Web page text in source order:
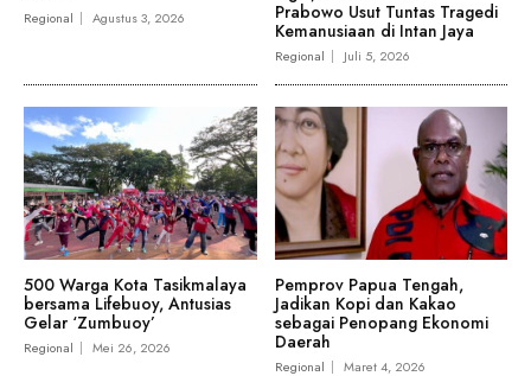
Regional Agustus 3, 2026
Prabowo Usut Tuntas Tragedi
Kemanusiaan di Intan Jaya
Regional Juli 5, 2026
500 Warga Kota Tasikmalaya
bersama Lifebuoy, Antusias
Gelar ‘Zumbuoy’
Regional Mei 26, 2026
Pemprov Papua Tengah,
Jadikan Kopi dan Kakao
sebagai Penopang Ekonomi
Daerah
Regional Maret 4, 2026